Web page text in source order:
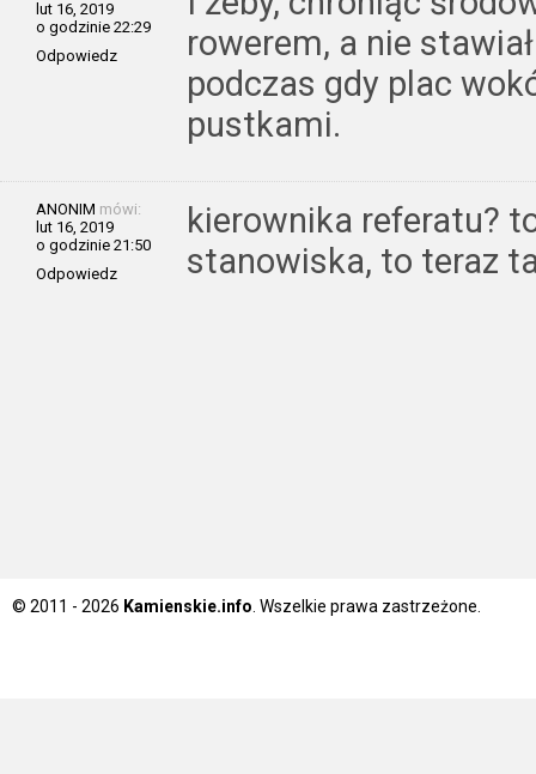
lut 16, 2019
o godzinie 22:29
Odpowiedz
rowerem, a nie
podczas gdy plac
pustkami.
ANONIM mówi:
lut 16, 2019
o godzinie 21:50
Odpowiedz
kierownika referatu?
stanowiska, to teraz
© 2011 - 2026 Kamienskie.info . Wszelkie prawa zastrzeżone.